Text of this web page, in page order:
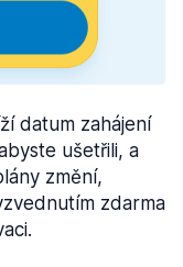
datum zahájení
ušetřili, a
změní,
zdarma